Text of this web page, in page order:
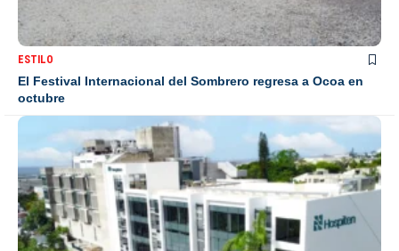
ESTILO
El Festival Internacional del Sombrero regresa a Ocoa en
octubre